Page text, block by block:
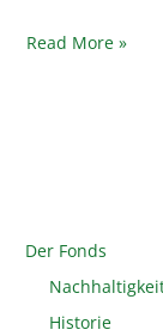
Read More »
Der Fonds
Historie